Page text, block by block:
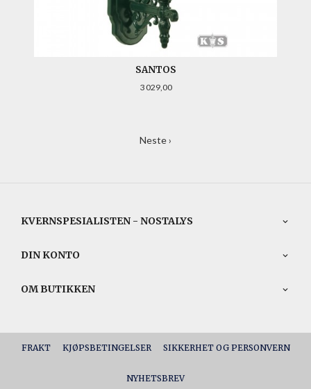
SANTOS
Pris
3 029,00
Neste ›
KVERNSPESIALISTEN - NOSTALYS
DIN KONTO
OM BUTIKKEN
FRAKT KJØPSBETINGELSER SIKKERHET OG PERSONVERN
NYHETSBREV